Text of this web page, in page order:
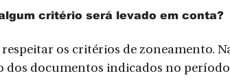
critério será levado em conta?
os critérios de zoneamento.
dos documentos indicados no